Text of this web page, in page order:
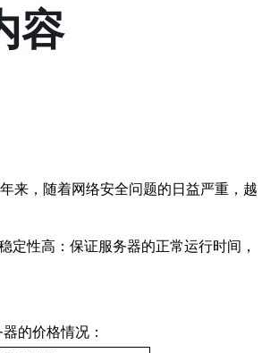
容
来，随着网络安全问题的日益严重，越
性高：保证服务器的正常运行时间，
的价格情况：